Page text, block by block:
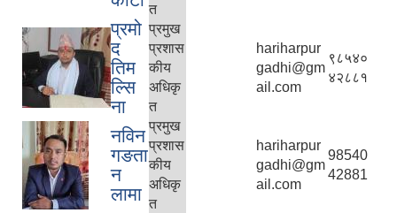
त
प्रमो
द
तिम
ल्सि
ना
प्रमुख
प्रशास
कीय
अधिकृ
त
hariharpur
gadhi@gm
ail.com
९८५४०
४२८८१
नविन
गङता
न
लामा
प्रमुख
प्रशास
कीय
अधिकृ
त
hariharpur
gadhi@gm
ail.com
98540
42881